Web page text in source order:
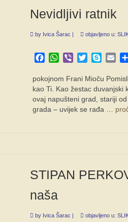
Nevidljivi ratnik
by Ivica Šarac objavljeno u:
Facebook
WhatsApp
Viber TwitterSkype
pokojnom Frani Mioču
kao Ti. Kao žestac duvanjski
ovaj napušteni grad, stariji
grada – uvijek se rađa …
STIPAN
naša
by Ivica Šarac objavljeno u: